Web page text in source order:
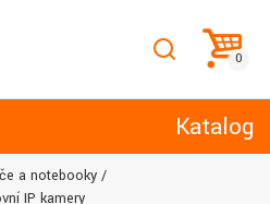
Katalog
a notebooky
IP kamery